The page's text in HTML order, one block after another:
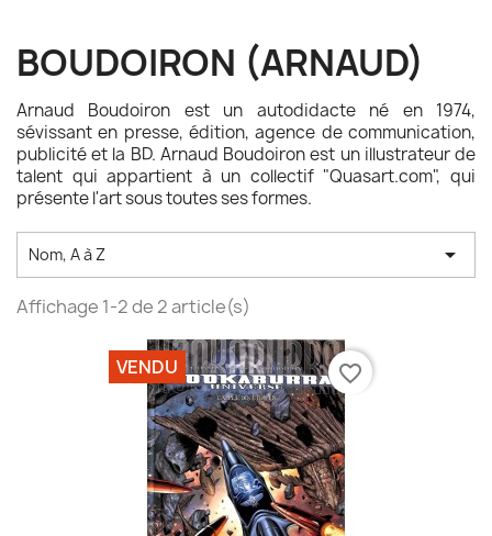
BOUDOIRON (ARNAUD)
Arnaud Boudoiron est un autodidacte né en 1974,
sévissant en presse, édition, agence de communication,
publicité et la BD. Arnaud Boudoiron est un illustrateur de
talent qui appartient à un collectif "Quasart.com", qui
présente l'art sous toutes ses formes.
Nom, A à Z 
Affichage 1-2 de 2 article(s)
VENDU favorite_border